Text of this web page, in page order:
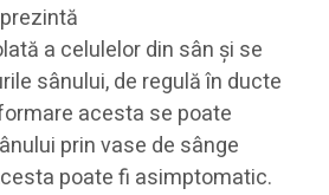
a celulelor din sân și se
sânului, de regulă în ducte
acesta se poate
prin vase de sânge
poate fi asimptomatic.